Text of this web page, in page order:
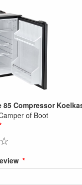
85 Compressor
of Boot
☆